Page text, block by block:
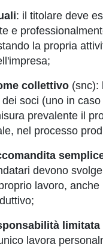
: il titolare deve
e
la propria
collettivo (snc):
soci (uno in
prevalente il
nel processo
devono
lavoro, anche
lavora